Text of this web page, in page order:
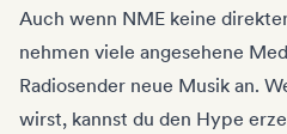
Auch wenn NME keine
nehmen viele angesehene
Radiosender neue Musik an.
wirst, kannst du den Hype